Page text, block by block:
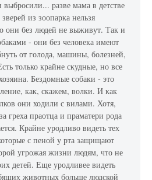
разве мама в детстве
из зоопарка нельзя
они без людей не выживут. Так и
- они без человека имеют
от голода, машины, болезней,
только крайне скудные, но все
Бездомные собаки - это
как, скажем, волки. И как
они ходили с вилами. Хотя,
греха праотца и праматери рода
Крайне уродливо видеть тех
с пеной у рта защищают
угрожая жизни людям, что не
детей. Еще уродливее видеть
животных больше людской